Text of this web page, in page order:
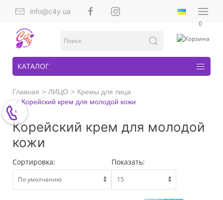
info@c4y.ua
0
КАТАЛОГ
Главная ЛИЦО
Кремы для лица
Корейский крем для молодой кожи
Корейский крем для молодой
кожи
Сортировка: Показать: